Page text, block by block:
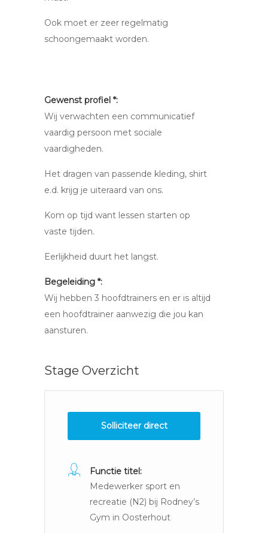
Ook moet er zeer regelmatig
schoongemaakt worden.
Gewenst profiel *:
Wij verwachten een communicatief
vaardig persoon met sociale
vaardigheden.
Het dragen van passende kleding, shirt
e.d. krijg je uiteraard van ons.
Kom op tijd want lessen starten op
vaste tijden.
Eerlijkheid duurt het langst.
Begeleiding *:
Wij hebben 3 hoofdtrainers en er is altijd
een hoofdtrainer aanwezig die jou kan
aansturen.
Stage Overzicht
Solliciteer direct
Functie titel:
Medewerker sport en
recreatie (N2) bij Rodney’s
Gym in Oosterhout